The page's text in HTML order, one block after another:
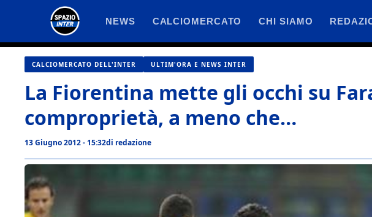
contenuto
NEWS CALCIOMERCATO CHI SIAMO
CALCIOMERCATO DELL'INTER ULTIM'ORA E NEWS INTER
La Fiorentina mette gli occhi su
comproprietà, a meno che…
13 Giugno 2012 - 15:32di redazione